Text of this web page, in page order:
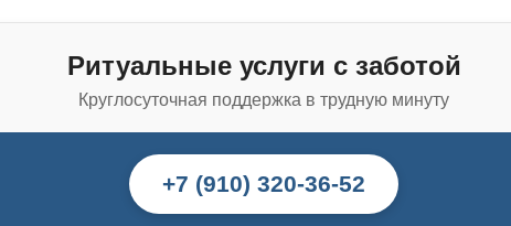
Ритуальные услуги с заботой
Круглосуточная поддержка в трудную минуту
+7 (910) 320-36-52